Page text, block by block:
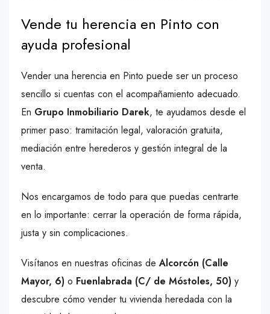
Vende tu herencia en Pinto con
ayuda profesional
Vender una herencia en Pinto puede ser un proceso
sencillo si cuentas con el acompañamiento adecuado.
En Grupo Inmobiliario Darek, te ayudamos desde el
primer paso: tramitación legal, valoración gratuita,
mediación entre herederos y gestión integral de la
venta.
Nos encargamos de todo para que puedas centrarte
en lo importante: cerrar la operación de forma rápida,
justa y sin complicaciones.
Visítanos en nuestras oficinas deAlcorcón (Calle
Mayor, 6) o Fuenlabrada (C/ de Móstoles, 50) y
descubre cómo vender tu vivienda heredada con la